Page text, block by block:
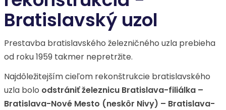
Bratislavský uzol
Prestavba bratislavského železničného uzla prebieha
od roku 1959 takmer nepretržite.
Najdôležitejším cieľom rekonštrukcie bratislavského
uzla bolo odstrániť železnicu Bratislava-filiálka –
Bratislava-Nové Mesto (neskôr Nivy) – Bratislava-